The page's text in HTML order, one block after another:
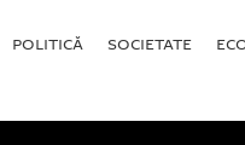
POLITICĂ SOCIETATE